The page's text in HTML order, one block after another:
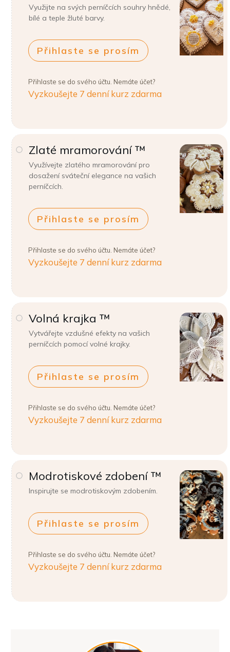
Využijte na svých perníčcích souhry hnědé,
bílé a teple žluté barvy.
Přihlaste se prosím
Přihlaste se do svého účtu. Nemáte účet?
Vyzkoušejte 7 denní kurz zdarma
Zlaté mramorování ™
Využívejte zlatého mramorování pro
dosažení sváteční elegance na vašich
perníčcích.
Přihlaste se prosím
Přihlaste se do svého účtu. Nemáte účet?
Vyzkoušejte 7 denní kurz zdarma
Volná krajka ™
Vytvářejte vzdušné efekty na vašich
perníčcích pomocí volné krajky.
Přihlaste se prosím
Přihlaste se do svého účtu. Nemáte účet?
Vyzkoušejte 7 denní kurz zdarma
Modrotiskové zdobení ™
Inspirujte se modrotiskovým zdobením.
Přihlaste se prosím
Přihlaste se do svého účtu. Nemáte účet?
Vyzkoušejte 7 denní kurz zdarma